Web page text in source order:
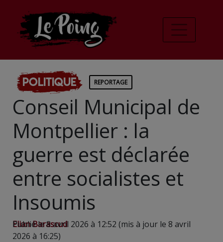
Politique REPORTAGE
Conseil Municipal de
Montpellier : la
guerre est déclarée
entre socialistes et
Insoumis
Elian Barascud
Publié le 8 avril 2026 à 12:52 (mis à jour le 8 avril
2026 à 16:25)